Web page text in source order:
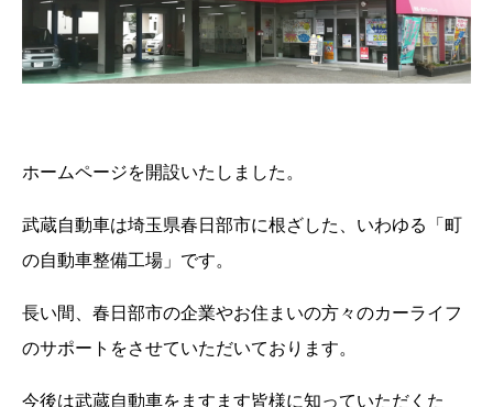
ホームページを開設いたしました。
武蔵自動車は埼玉県春日部市に根ざした、いわゆる「町
の自動車整備工場」です。
長い間、春日部市の企業やお住まいの方々のカーライフ
のサポートをさせていただいております。
今後は武蔵自動車をますます皆様に知っていただくた